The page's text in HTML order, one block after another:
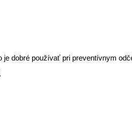
dobré používať pri preventívnym